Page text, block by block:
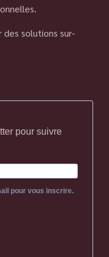
des solutions sur-
pour suivre
pour vous inscrire.